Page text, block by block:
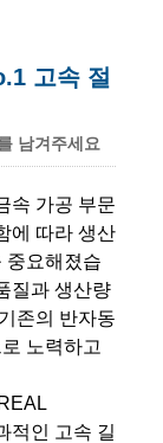
고속 절
남겨주세요
속 가공 부문
에 따라 생산
중요해졌습
질과 생산량
존의 반자동
노력하고
적인 고속 길